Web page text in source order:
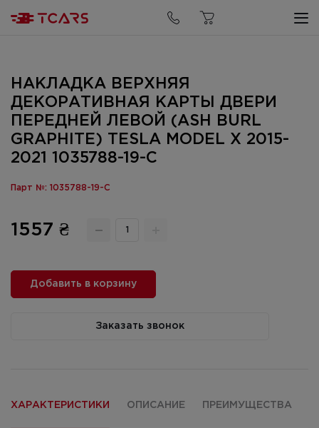
НАКЛАДКА ВЕРХНЯЯ
ДЕКОРАТИВНАЯ КАРТЫ ДВЕРИ
ПЕРЕДНЕЙ ЛЕВОЙ (ASH BURL
GRAPHITE) TESLA MODEL X 2015-
2021 1035788-19-C
Парт №: 1035788-19-C
1557 ₴
Добавить в корзину
Заказать звонок
ХАРАКТЕРИСТИКИ ОПИСАНИЕ ПРЕИМУЩЕСТВА